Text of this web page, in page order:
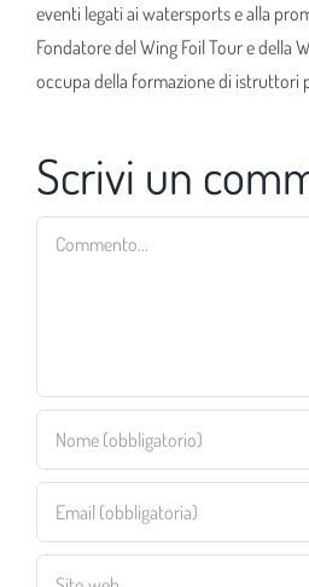
eventi legati ai watersports e alla
Fondatore del Wing Foil Tour e della
occupa della formazione di istruttori
Scrivi un
Commento